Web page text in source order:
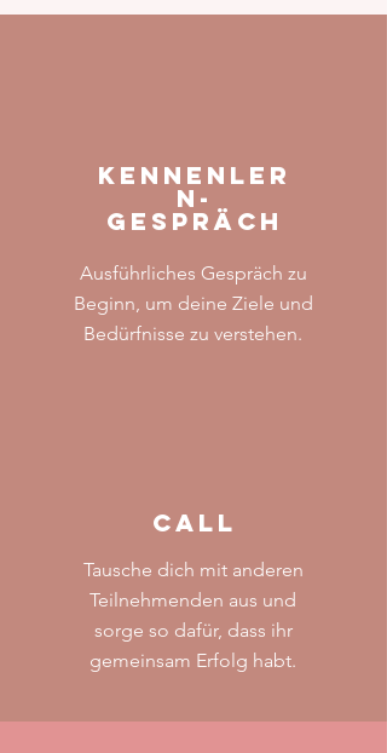
Kennenler
n-
gespräch
Ausführliches Gespräch zu
Beginn, um deine Ziele und
Bedürfnisse zu verstehen.
Call
Tausche dich mit anderen
Teilnehmenden aus und
sorge so dafür, dass ihr
gemeinsam Erfolg habt.